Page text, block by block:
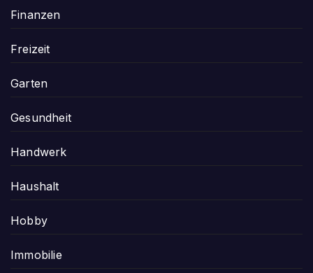
Finanzen
Freizeit
Garten
Gesundheit
Handwerk
Haushalt
Hobby
Immobilie